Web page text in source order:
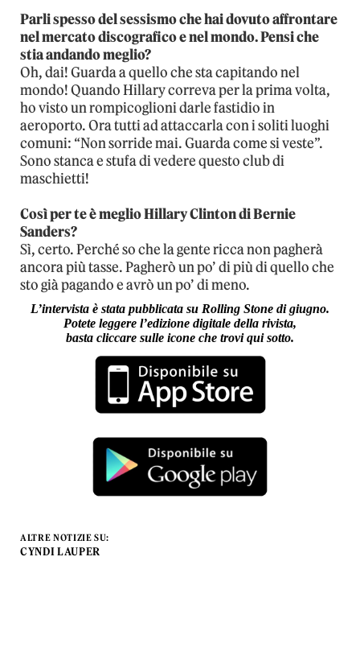
Parli spesso del sessismo che hai dovuto affrontare
nel mercato discografico e nel mondo. Pensi che
stia andando meglio?
Oh, dai! Guarda a quello che sta capitando nel
mondo! Quando Hillary correva per la prima volta,
ho visto un rompicoglioni darle fastidio in
aeroporto. Ora tutti ad attaccarla con i soliti luoghi
comuni: “Non sorride mai. Guarda come si veste”.
Sono stanca e stufa di vedere questo club di
maschietti!
Così per te è meglio Hillary Clinton di Bernie
Sanders?
Sì, certo. Perché so che la gente ricca non pagherà
ancora più tasse. Pagherò un po’ di più di quello che
sto già pagando e avrò un po’ di meno.
L’intervista è stata pubblicata su Rolling Stone di giugno.
Potete leggere l’edizione digitale della rivista,
basta cliccare sulle icone che trovi qui sotto.
ALTRE NOTIZIE SU:
CYNDI LAUPER